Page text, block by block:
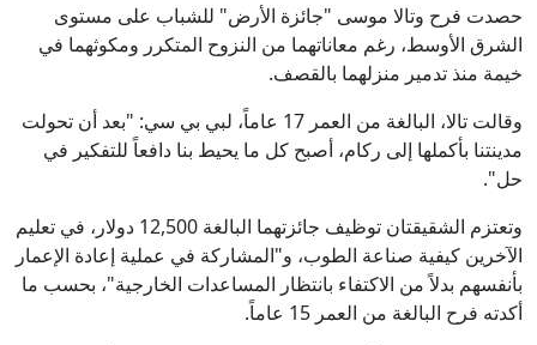
حصدت فرح وتالا موسى "جائزة الأرض" للشباب على مستوى
الشرق الأوسط، رغم معاناتهما من النزوح المتكرر ومكوثهما في
خيمة منذ تدمير منزلهما بالقصف.
وقالت تالا، البالغة من العمر 17 عاماً، لبي بي سي: "بعد أن تحولت
مدينتنا بأكملها إلى ركام، أصبح كل ما يحيط بنا دافعاً للتفكير في
حل".
وتعتزم الشقيقتان توظيف جائزتهما البالغة 12,500 دولار، في تعليم
الآخرين كيفية صناعة الطوب، و"المشاركة في عملية إعادة الإعمار
بأنفسهم بدلاً من الاكتفاء بانتظار المساعدات الخارجية"، بحسب ما
أكدته فرح البالغة من العمر 15 عاماً.